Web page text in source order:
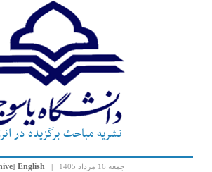
نشریه مباحث برگزیده در
جمعه 16 مرداد 1405 |
English
]